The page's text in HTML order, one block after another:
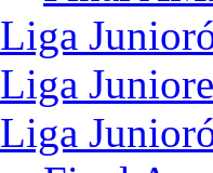
Liga
Liga
Liga